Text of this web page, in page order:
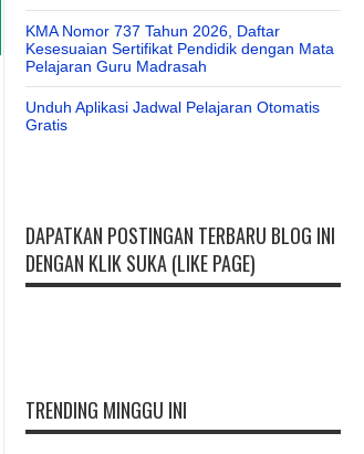
KMA Nomor 737 Tahun 2026, Daftar
Kesesuaian Sertifikat Pendidik dengan Mata
Pelajaran Guru Madrasah
Unduh Aplikasi Jadwal Pelajaran Otomatis
Gratis
DAPATKAN POSTINGAN TERBARU BLOG INI
DENGAN KLIK SUKA (LIKE PAGE)
TRENDING MINGGU INI